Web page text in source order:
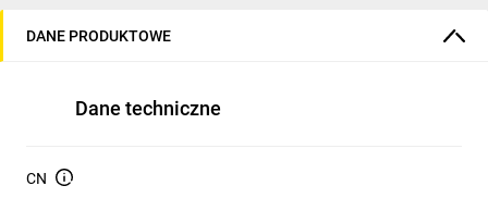
DANE PRODUKTOWE
Dane techniczne
CN